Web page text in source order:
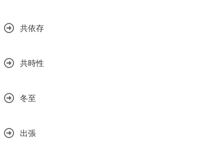
共依存
共時性
冬至
出張